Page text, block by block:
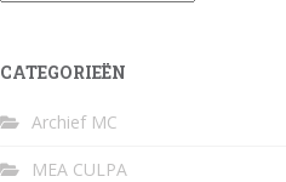
CATEGORIEËN
Archief MC
MEA CULPA